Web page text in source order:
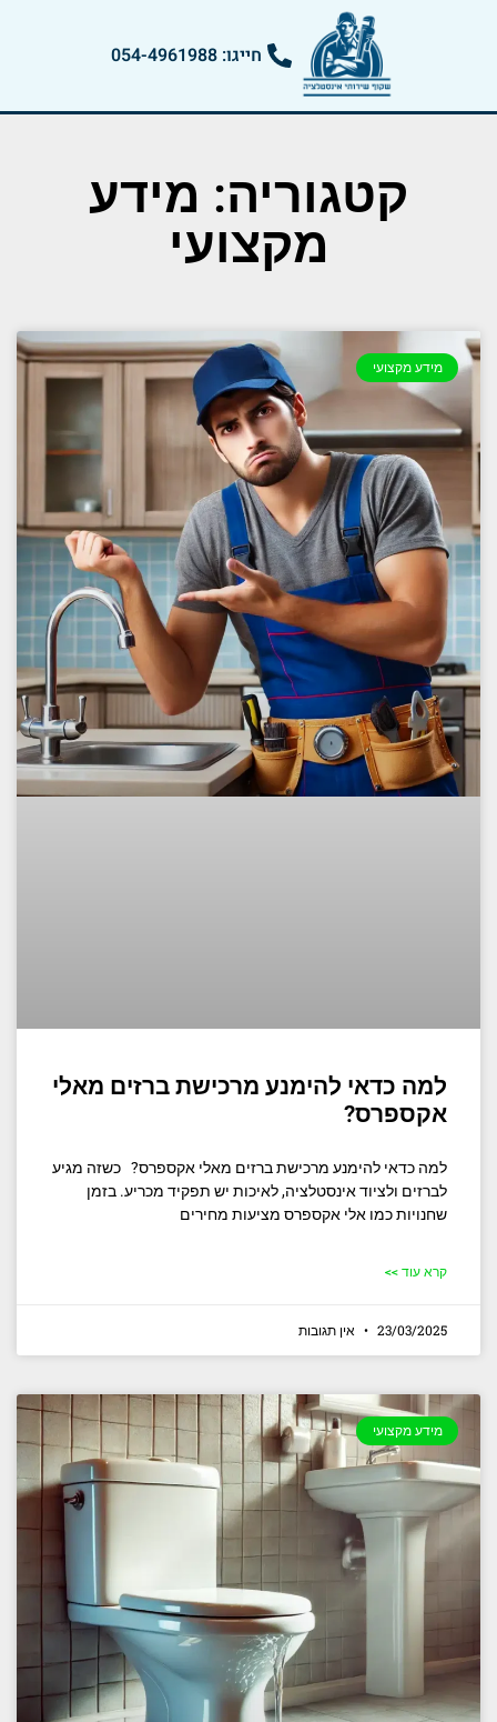
חייגו: 054-4961988
קטגוריה: מידע
מקצועי
מידע מקצועי
למה כדאי להימנע מרכישת ברזים מאלי
אקספרס?
למה כדאי להימנע מרכישת ברזים מאלי אקספרס? כשזה מגיע
לברזים ולציוד אינסטלציה, לאיכות יש תפקיד מכריע. בזמן
שחנויות כמו אלי אקספרס מציעות מחירים
קרא עוד >>
23/03/2025 אין תגובות
מידע מקצועי